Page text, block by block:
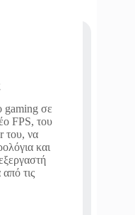
gaming σε
FPS, του
του, να
και
από τις